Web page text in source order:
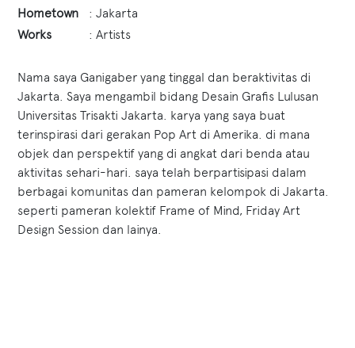
Hometown
: Jakarta
Works
: Artists
Nama saya Ganigaber yang tinggal dan beraktivitas di
Jakarta. Saya mengambil bidang Desain Grafis Lulusan
Universitas Trisakti Jakarta. karya yang saya buat
terinspirasi dari gerakan Pop Art di Amerika. di mana
objek dan perspektif yang di angkat dari benda atau
aktivitas sehari-hari. saya telah berpartisipasi dalam
berbagai komunitas dan pameran kelompok di Jakarta.
seperti pameran kolektif Frame of Mind, Friday Art
Design Session dan lainya.